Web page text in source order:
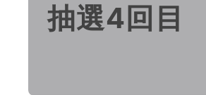
抽選4回目